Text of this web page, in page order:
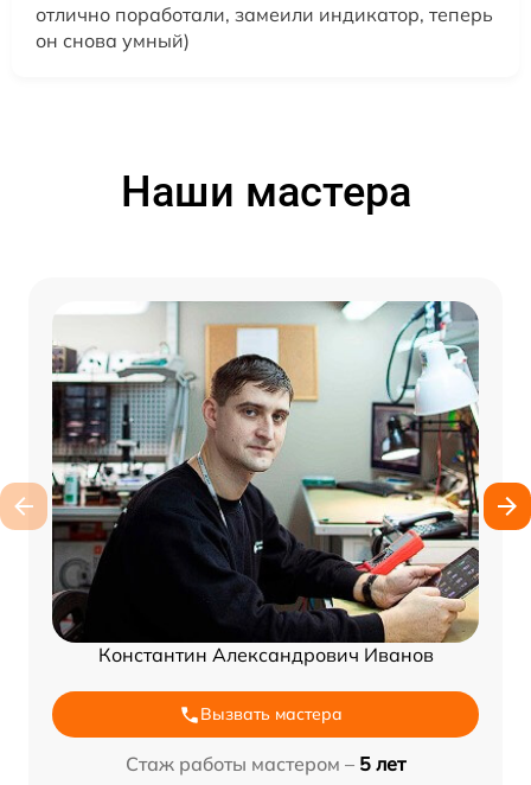
отлично поработали, замеили индикатор, теперь
он снова умный)
Наши мастера
Константин Александрович Иванов
Вызвать мастера
Стаж работы мастером – 5 лет